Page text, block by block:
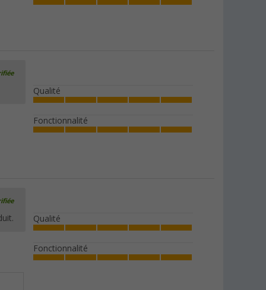
Qualité
Fonctionnalité
Qualité
Fonctionnalité